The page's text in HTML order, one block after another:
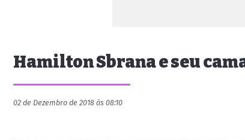
Hamilton Sbrana e seu
02 de Dezembro de 2018 às 08:10